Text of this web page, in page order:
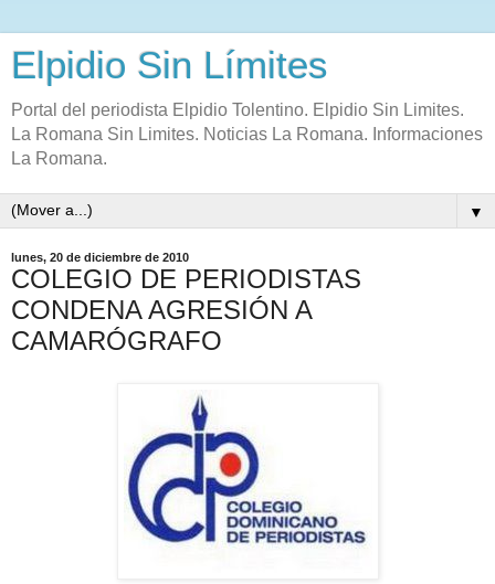
Elpidio Sin Límites
Portal del periodista Elpidio Tolentino. Elpidio Sin Limites.
La Romana Sin Limites. Noticias La Romana. Informaciones
La Romana.
▼
lunes, 20 de diciembre de 2010
COLEGIO DE PERIODISTAS
CONDENA AGRESIÓN A
CAMARÓGRAFO